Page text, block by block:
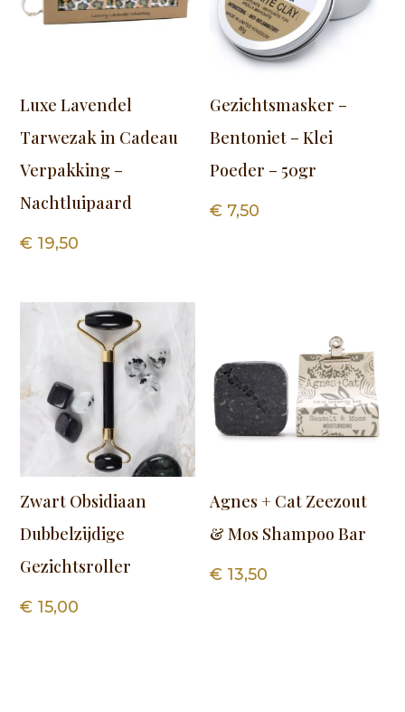
Luxe Lavendel
Tarwezak in Cadeau
Verpakking –
Nachtluipaard
€ 19,50
Gezichtsmasker –
Bentoniet – Klei
Poeder – 50gr
€ 7,50
Zwart Obsidiaan
Dubbelzijdige
Gezichtsroller
€ 15,00
Agnes + Cat Zeezout
& Mos Shampoo Bar
€ 13,50